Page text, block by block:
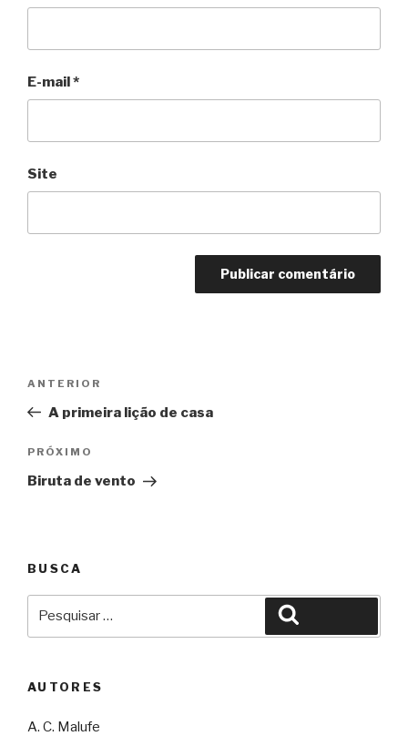
E-mail*
Site
Post
Anterior
ANTERIOR
A primeira lição de casa
Próximo
PRÓXIMO
Biruta de vento
BUSCA
AUTORES
A. C. Malufe